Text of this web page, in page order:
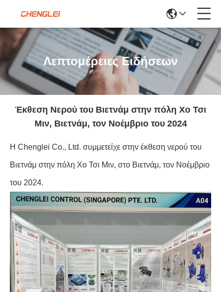
Λεπτομέρειες Ειδήσεων
Έκθεση Νερού του Βιετνάμ στην πόλη Χο Τσι
Μιν, Βιετνάμ, τον Νοέμβριο του 2024
Η Chenglei Co., Ltd. συμμετείχε στην έκθεση νερού του
Βιετνάμ στην πόλη Χο Τσι Μιν, στο Βιετνάμ, τον Νοέμβριο
του 2024.